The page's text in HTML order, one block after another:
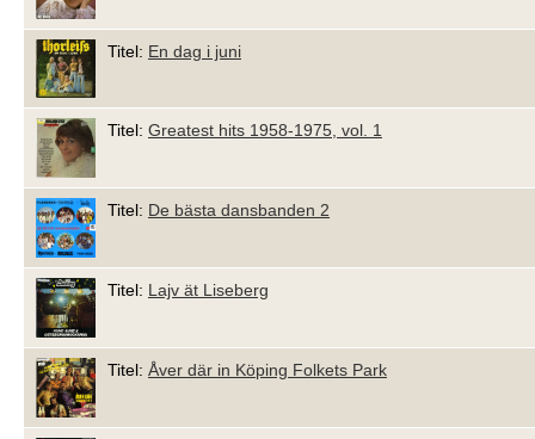
Titel: En dag i juni
Titel: Greatest hits 1958-1975, vol. 1
Titel: De bästa dansbanden 2
Titel: Lajv ät Liseberg
Titel: Åver där in Köping Folkets Park